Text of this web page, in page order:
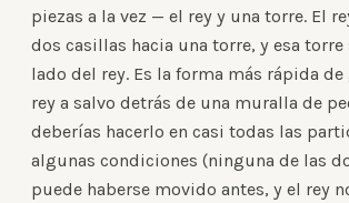
piezas a la vez — el rey y una torre. El
dos casillas hacia una torre, y esa
lado del rey. Es la forma más rápida
rey a salvo detrás de una muralla de
deberías hacerlo en casi todas las
algunas condiciones (ninguna de las
puede haberse movido antes, y el rey